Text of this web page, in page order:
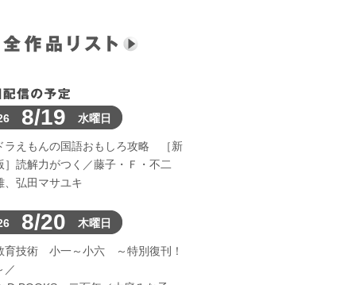
8/19 水曜日
ラえもんの国語おもしろ攻略 ［新
］読解力がつく／藤子・Ｆ・不二
、弘田マサユキ
8/20 木曜日
育技術 小一～小六 ～特別復刊！
／